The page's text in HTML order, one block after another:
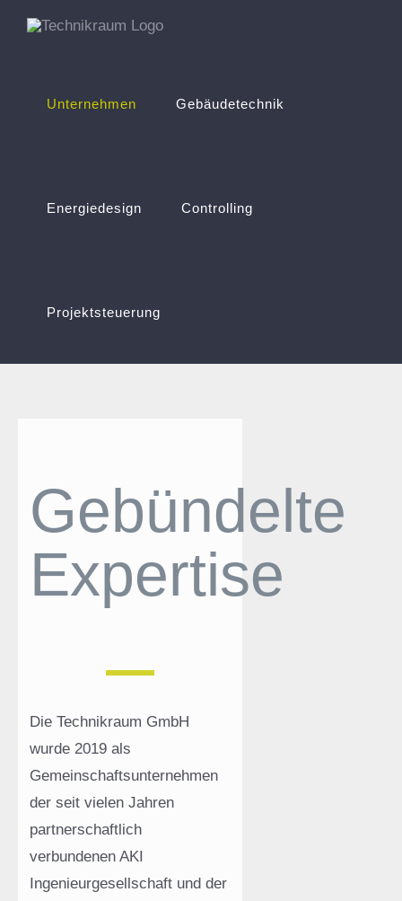
Unternehmen Gebäudetechnik
Energiedesign Controlling
Projektsteuerung
Gebündelte
Expertise
Die Technikraum GmbH
wurde 2019 als
Gemeinschaftsunternehmen
der seit vielen Jahren
partnerschaftlich
verbundenen AKI
Ingenieurgesellschaft und der